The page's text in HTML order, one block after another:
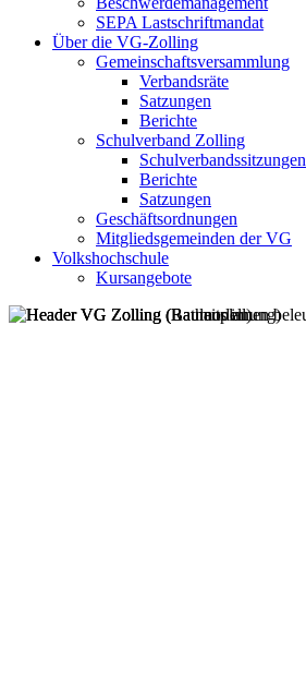
SEPA Lastschriftmandat
Über die VG-Zolling
Gemeinschaftsversammlung
Verbandsräte
Satzungen
Berichte
Schulverband Zolling
Schulverbandssitzungen
Berichte
Satzungen
Geschäftsordnungen
Mitgliedsgemeinden der VG
Volkshochschule
Kursangebote